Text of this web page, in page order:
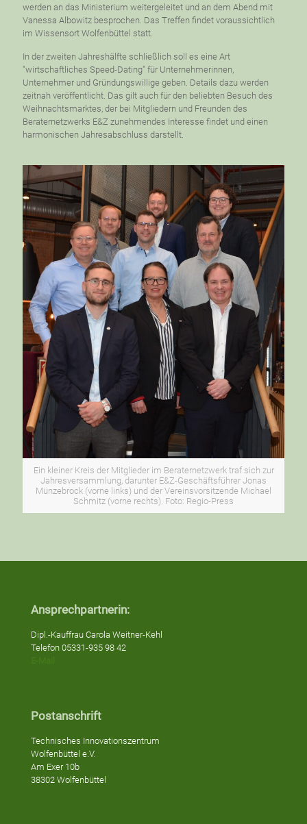
werden an das Ministerium weitergeleitet und an dem Abend mit
Vanessa Albowitz besprochen. Das Treffen findet voraussichtlich
im Wissensort Wolfenbüttel statt.
In der zweiten Jahreshälfte schließlich soll es eine Art
"wirtschaftliches Speed-Dating" für Unternehmerinnen,
Unternehmer und Gründungswillige geben. Details dazu werden
zeitnah veröffentlicht. Das gilt auch für den beliebten Besuch des
Weihnachtsmarktes, der bei Mitgliedern und Freunden des
Beraternetzwerks E&Z zunehmendes Interesse findet und einen
harmonischen Jahresabschluss darstellt.
Ein kleiner Kreis der Mitglieder im Beraternetzwerk traf sich zur
Jahresversammlung, darunter E&Z-Geschäftsführer Jonas
Münzebrock (vorne links) und der Vereinsvorsitzende Michael
Schmitz (vorne rechts). Foto: Regio-Press
Ansprechpartnerin:
Dipl.-Kauffrau Carola Weitner-Kehl
Telefon 05331-935 98 42
Postanschrift
Technisches Innovationszentrum
Wolfenbüttel e.V.
Am Exer 10b
38302 Wolfenbüttel